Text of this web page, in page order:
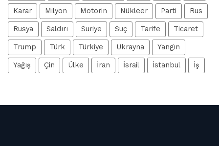
Karar Milyon Motorin Nükleer Parti Rus
Rusya Saldırı Suriye Suç Tarife Ticaret
Trump Türk Türkiye Ukrayna Yangın
Yağış Çin Ülke İran İsrail İstanbul İş